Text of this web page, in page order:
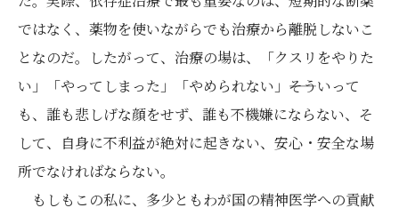
ではなく、薬物を使いながらでも治療から離脱しないこ
となのだ。したがって、治療の場は、「クスリをやりた
い」「やってしまった」「やめられない」――そういって
も、誰も悲しげな顔をせず、誰も不機嫌にならない、そ
して、自身に不利益が絶対に起きない、安心・安全な場
所でなければならない。
もしもこの私に、多少ともわが国の精神医学への貢献